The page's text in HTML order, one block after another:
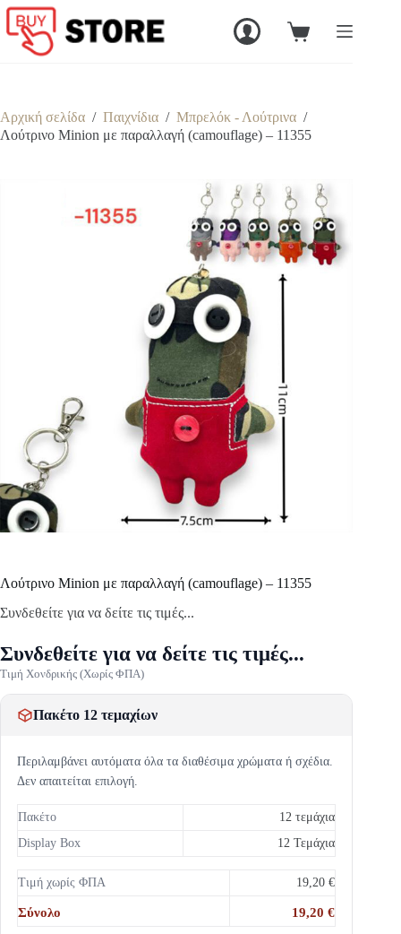
Μετάβαση
στο
περιεχόμενο
Καλάθι
Αρχική σελίδα / Παιχνίδια / Μπρελόκ - Λούτρινα /
Λούτρινο Minion με παραλλαγή (camouflage) – 11355
Λούτρινο Minion με παραλλαγή (camouflage) – 11355
Συνδεθείτε για να δείτε τις τιμές...
Συνδεθείτε για να δείτε τις τιμές...
Τιμή Χονδρικής (Χωρίς ΦΠΑ)
Πακέτο 12 τεμαχίων
Περιλαμβάνει αυτόματα όλα τα διαθέσιμα χρώματα ή σχέδια.
Δεν απαιτείται επιλογή.
Πακέτο
12 τεμάχια
Display Box
12 Τεμάχια
Τιμή χωρίς ΦΠΑ 19,20 €
Σύνολο 19,20 €